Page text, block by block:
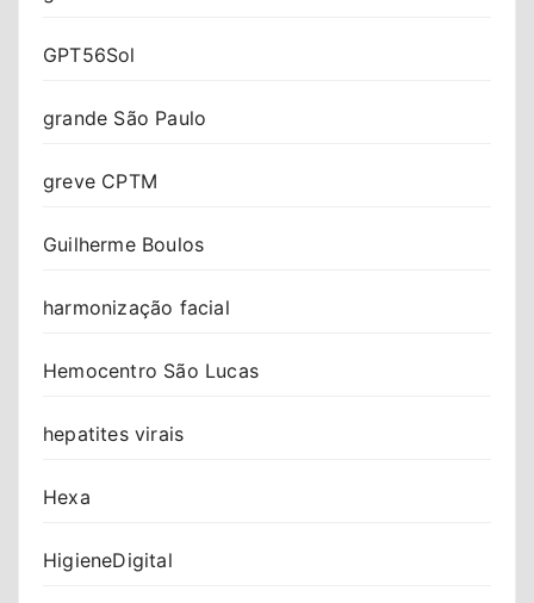
GPT56Sol
grande São Paulo
greve CPTM
Guilherme Boulos
harmonização facial
Hemocentro São Lucas
hepatites virais
Hexa
HigieneDigital